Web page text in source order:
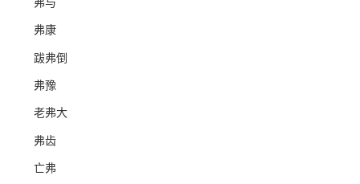
弗康
跋弗倒
弗豫
老弗大
弗齿
亡弗